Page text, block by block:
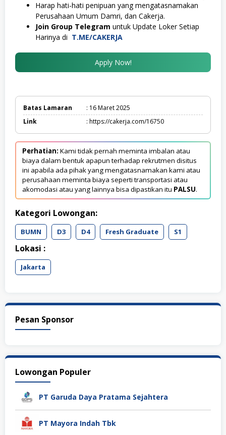
Harap hati-hati penipuan yang mengatasnamakan
Perusahaan Umum Damri, dan Cakerja.
Join Group Telegram untuk Update Loker Setiap
Harinya di T.ME/CAKERJA
Apply Now!
Batas Lamaran
: 16 Maret 2025
Link
: https://cakerja.com/16750
Perhatian: Kami tidak pernah meminta imbalan atau
biaya dalam bentuk apapun terhadap rekrutmen disitus
ini apabila ada pihak yang mengatasnamakan kami atau
perusahaan meminta biaya seperti transportasi atau
akomodasi atau yang lainnya bisa dipastikan itu PALSU.
Kategori Lowongan:
BUMN D3 D4 Fresh Graduate S1
Lokasi :
Jakarta
Pesan Sponsor
Lowongan Populer
PT Garuda Daya Pratama Sejahtera
PT Mayora Indah Tbk